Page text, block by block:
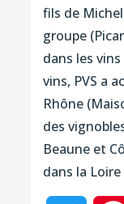
fils de
groupe
dans les
vins, PVS a
Rhône
des
Beaune et
dans la